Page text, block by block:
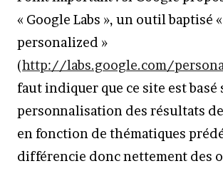
« Google Labs », un outil baptisé
personalized »
(http://labs.google.com/
faut indiquer que ce site est basé
personnalisation des résultats
en fonction de thématiques
différencie donc nettement des